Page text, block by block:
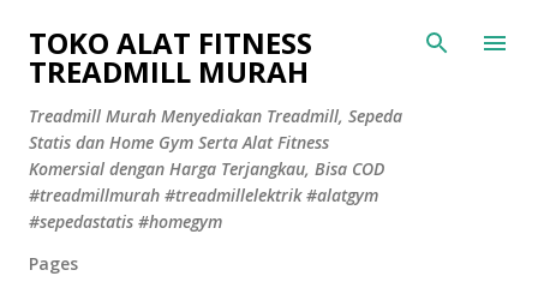
Langsung ke konten utama
TOKO ALAT FITNESS
TREADMILL MURAH
Treadmill Murah Menyediakan Treadmill, Sepeda
Statis dan Home Gym Serta Alat Fitness
Komersial dengan Harga Terjangkau, Bisa COD
#treadmillmurah #treadmillelektrik #alatgym
#sepedastatis #homegym
Pages